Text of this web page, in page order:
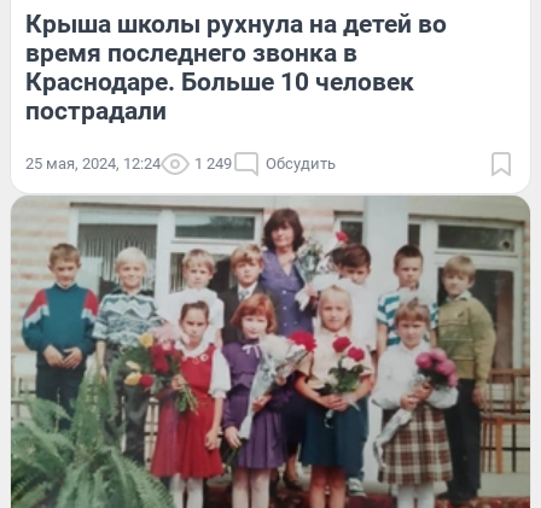
Крыша школы рухнула на детей во
время последнего звонка в
Краснодаре. Больше 10 человек
пострадали
25 мая, 2024, 12:24 1 249 Обсудить